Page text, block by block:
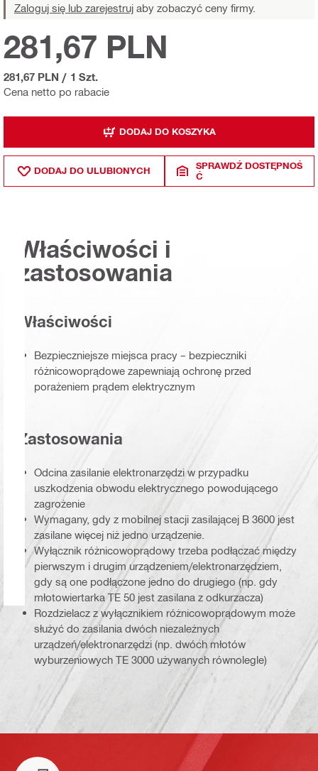
Zaloguj się lub zarejestruj aby zobaczyć ceny firmy.
Cena netto po rabacie
281,67 PLN
281,67 PLN / 1 Szt.
DODAJ DO KOSZYKA
DODAJ DO ULUBIONYCH
SPRAWDŹ DOSTĘPNOŚ
Ć
Właściwości i
zastosowania
Właściwości
Bezpieczniejsze miejsca pracy – bezpieczniki
różnicowoprądowe zapewniają ochronę przed
porażeniem prądem elektrycznym
Zastosowania
Odcina zasilanie elektronarzędzi w przypadku
uszkodzenia obwodu elektrycznego powodującego
zagrożenie
Wymagany, gdy z mobilnej stacji zasilającej B 3600 jest
zasilane więcej niż jedno urządzenie.
Wyłącznik różnicowoprądowy trzeba podłączać między
pierwszym i drugim urządzeniem/elektronarzędziem,
gdy są one podłączone jedno do drugiego (np. gdy
młotowiertarka TE 50 jest zasilana z odkurzacza)
Rozdzielacz z wyłącznikiem różnicowoprądowym może
służyć do zasilania dwóch niezależnych
urządzeń/elektronarzędzi (np. dwóch młotów
wyburzeniowych TE 3000 używanych równolegle)